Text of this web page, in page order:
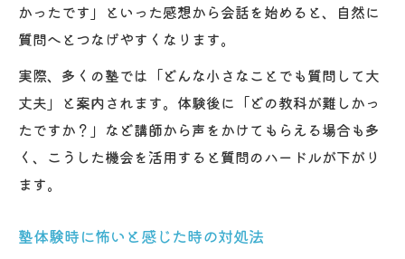
かったです」といった感想から会話を始めると、自然に
質問へとつなげやすくなります。
実際、多くの塾では「どんな小さなことでも質問して大
丈夫」と案内されます。体験後に「どの教科が難しかっ
たですか？」など講師から声をかけてもらえる場合も多
く、こうした機会を活用すると質問のハードルが下がり
ます。
塾体験時に怖いと感じた時の対処法